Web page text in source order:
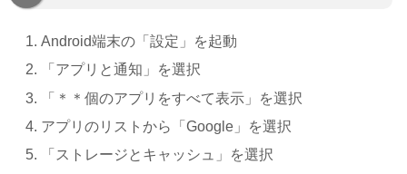
Android端末の「設定」を起動
「アプリと通知」を選択
「＊＊個のアプリをすべて表示」を選択
アプリのリストから「Google」を選択
「ストレージとキャッシュ」を選択